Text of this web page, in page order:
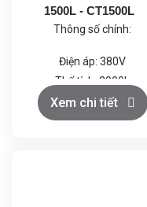
1500L - CT1500L
Thông số chính:
Điện áp: 380V
Thể tích: 2000L
Công suất: 27kW
Hệ thống làm mát: 1 cấp
Xem chi tiết